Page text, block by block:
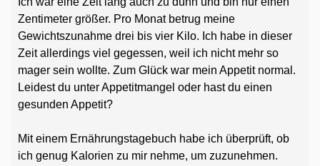
Zentimeter größer. Pro Monat betrug meine
Gewichtszunahme drei bis vier Kilo. Ich habe in dieser
Zeit allerdings viel gegessen, weil ich nicht mehr so
mager sein wollte. Zum Glück war mein Appetit normal.
Leidest du unter Appetitmangel oder hast du einen
gesunden Appetit?
Mit einem Ernährungstagebuch habe ich überprüft, ob
ich genug Kalorien zu mir nehme, um zuzunehmen.